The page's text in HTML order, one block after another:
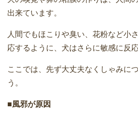
出来ています。
人間でもほこりや臭い、花粉など小
応するように、犬はさらに敏感に反応
ここでは、先ず大丈夫なくしゃみに
う。
■風邪が原因